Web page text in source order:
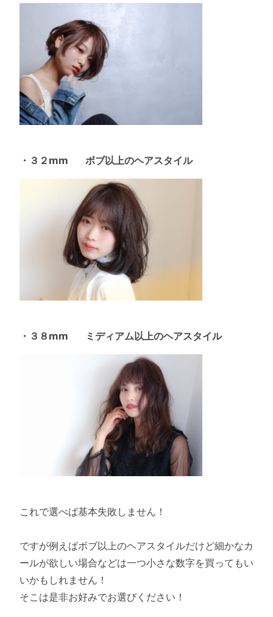
・３２mm ボブ以上のヘアスタイル
・３８mm ミディアム以上のヘアスタイル
これで選べば基本失敗しません！
ですが例えばボブ以上のヘアスタイルだけど細かなカ
ールが欲しい場合などは一つ小さな数字を買ってもい
いかもしれません！
そこは是非お好みでお選びください！